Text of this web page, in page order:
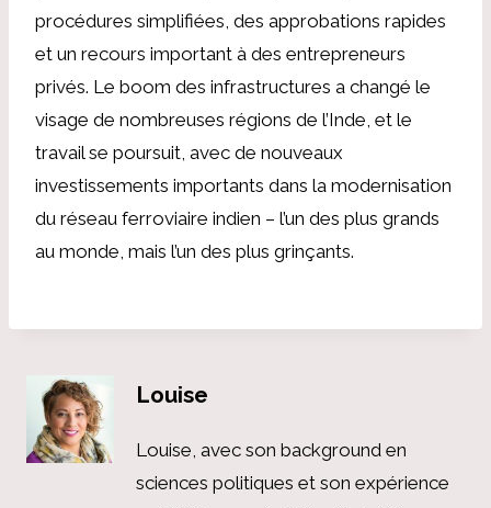
procédures simplifiées, des approbations rapides
et un recours important à des entrepreneurs
privés. Le boom des infrastructures a changé le
visage de nombreuses régions de l’Inde, et le
travail se poursuit, avec de nouveaux
investissements importants dans la modernisation
du réseau ferroviaire indien – l’un des plus grands
au monde, mais l’un des plus grinçants.
Louise
Louise, avec son background en
sciences politiques et son expérience